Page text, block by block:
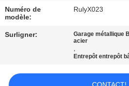
CONTRÔLE
DE
Numéro de
modèle:
RulyX023
Surligner:
Garage métallique
acier
,
Entrepôt entrepôt